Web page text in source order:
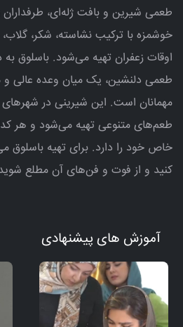
طعمی شیرین و بافت ژله‌ای، طرفداران
خوشمزه با ترکیب نشاسته، شکر،
اوقات زعفران تهیه می‌شود. باسلوق
طعمی دلنشین، یک میان وعده عالی و
مهمانان است. این شیرینی در
طعم‌های متنوعی تهیه می‌شود و هر
خاص خود را دارد. برای تهیه باسلوق
کنید و از فوت و فن‌های آن مطلع
آموزش های پیشنهادی